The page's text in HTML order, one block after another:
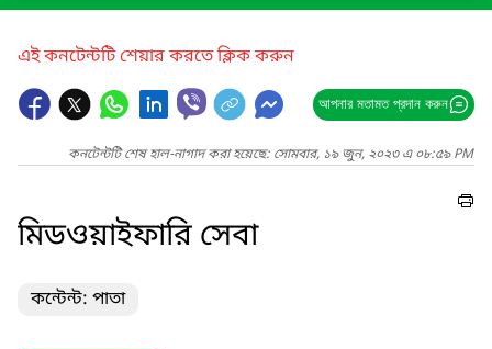
এই কনটেন্টটি শেয়ার করতে ক্লিক করুন
আপনার মতামত প্রদান করুন
কনটেন্টটি শেষ হাল-নাগাদ করা হয়েছে: সোমবার, ১৯ জুন, ২০২৩ এ ০৮:৫৯ PM
মিডওয়াইফারি সেবা
কন্টেন্ট: পাতা